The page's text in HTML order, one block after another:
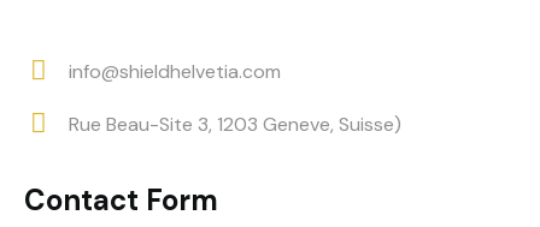
m
info@shieldhelvetia.com
dr
Rue Beau-Site 3, 1203 Geneve, Suisse)
Contact Form